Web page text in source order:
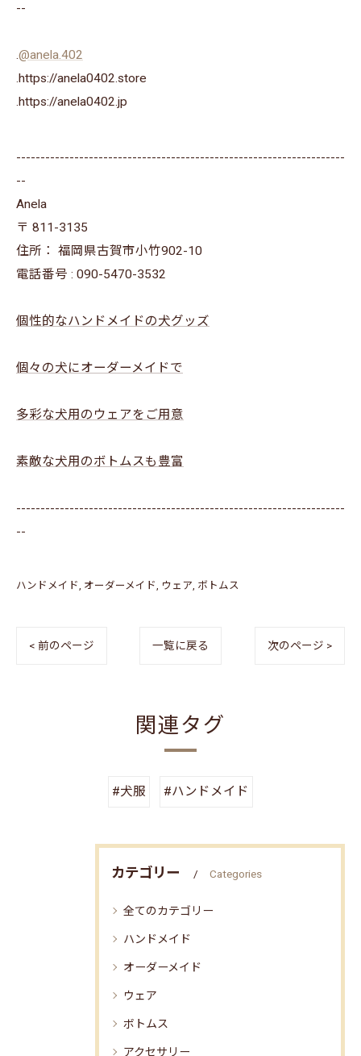
--
.@anela.402
.https://anela0402.store
⁡.https://anela0402.jp⁡⁡
--------------------------------------------------------------------
--
Anela
〒 811-3135
住所： 福岡県古賀市小竹902-10
電話番号 : 090-5470-3532
個性的なハンドメイドの犬グッズ
個々の犬にオーダーメイドで
多彩な犬用のウェアをご用意
素敵な犬用のボトムスも豊富
--------------------------------------------------------------------
--
ハンドメイド オーダーメイド ウェア ボトムス
< 前のページ 一覧に戻る 次のページ >
関連タグ
#犬服 #ハンドメイド
カテゴリー Categories
全てのカテゴリー
ハンドメイド
オーダーメイド
ウェア
ボトムス
アクセサリー